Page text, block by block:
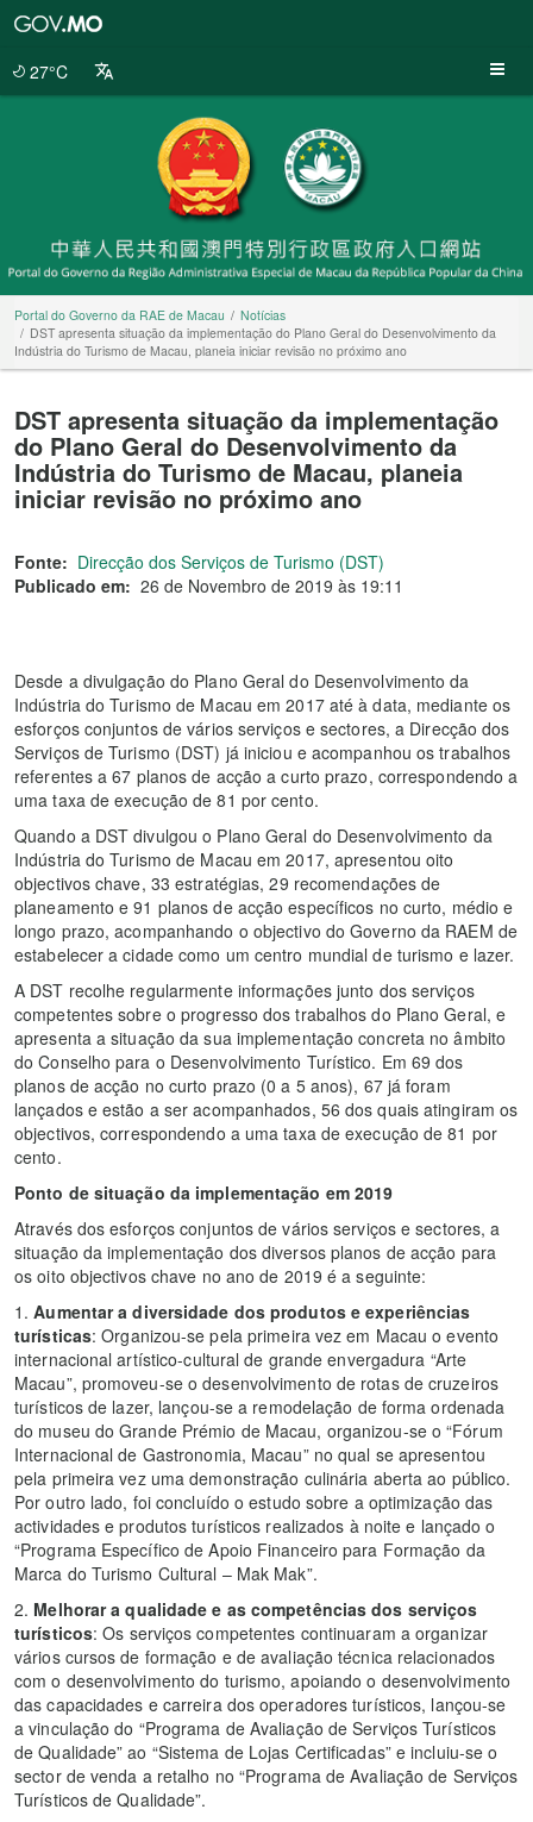
27°C
Portal do Governo da RAE de Macau
Notícias
DST apresenta situação da implementação do Plano Geral do Desenvolvimento da
Indústria do Turismo de Macau, planeia iniciar revisão no próximo ano
DST apresenta situação da implementação
do Plano Geral do Desenvolvimento da
Indústria do Turismo de Macau, planeia
iniciar revisão no próximo ano
Fonte: Direcção dos Serviços de Turismo (DST)
Publicado em: 26 de Novembro de 2019 às 19:11
Desde a divulgação do Plano Geral do Desenvolvimento da
Indústria do Turismo de Macau em 2017 até à data, mediante os
esforços conjuntos de vários serviços e sectores, a Direcção dos
Serviços de Turismo (DST) já iniciou e acompanhou os trabalhos
referentes a 67 planos de acção a curto prazo, correspondendo a
uma taxa de execução de 81 por cento.
Quando a DST divulgou o Plano Geral do Desenvolvimento da
Indústria do Turismo de Macau em 2017, apresentou oito
objectivos chave, 33 estratégias, 29 recomendações de
planeamento e 91 planos de acção específicos no curto, médio e
longo prazo, acompanhando o objectivo do Governo da RAEM de
estabelecer a cidade como um centro mundial de turismo e lazer.
A DST recolhe regularmente informações junto dos serviços
competentes sobre o progresso dos trabalhos do Plano Geral, e
apresenta a situação da sua implementação concreta no âmbito
do Conselho para o Desenvolvimento Turístico. Em 69 dos
planos de acção no curto prazo (0 a 5 anos), 67 já foram
lançados e estão a ser acompanhados, 56 dos quais atingiram os
objectivos, correspondendo a uma taxa de execução de 81 por
cento.
Ponto de situação da implementação em 2019
Através dos esforços conjuntos de vários serviços e sectores, a
situação da implementação dos diversos planos de acção para
os oito objectivos chave no ano de 2019 é a seguinte:
1.Aumentar a diversidade dos produtos e experiências
turísticas: Organizou-se pela primeira vez em Macau o evento
internacional artístico-cultural de grande envergadura “Arte
Macau”, promoveu-se o desenvolvimento de rotas de cruzeiros
turísticos de lazer, lançou-se a remodelação de forma ordenada
do museu do Grande Prémio de Macau, organizou-se o “Fórum
Internacional de Gastronomia, Macau” no qual se apresentou
pela primeira vez uma demonstração culinária aberta ao público.
Por outro lado, foi concluído o estudo sobre a optimização das
actividades e produtos turísticos realizados à noite e lançado o
“Programa Específico de Apoio Financeiro para Formação da
Marca do Turismo Cultural – Mak Mak”.
2. Melhorar a qualidade e as competências dos serviços
turísticos: Os serviços competentes continuaram a organizar
vários cursos de formação e de avaliação técnica relacionados
com o desenvolvimento do turismo, apoiando o desenvolvimento
das capacidades e carreira dos operadores turísticos, lançou-se
a vinculação do “Programa de Avaliação de Serviços Turísticos
de Qualidade” ao “Sistema de Lojas Certificadas” e incluiu-se o
sector de venda a retalho no “Programa de Avaliação de Serviços
Turísticos de Qualidade”.